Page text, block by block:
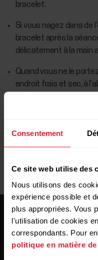
Consentement
Ce site web utilise des
Nous utilisons des
expérience possible et
plus appropriées. Vous
l'utilisation de cookies
correspondants. Pour
politique en matière
bracelet.
Si vous nagez dans de
bracelet après la
délicatement à la main
Quand vous ne le
endroit frais et sec, à